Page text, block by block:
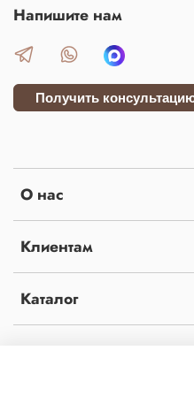
О нас
Клиентам
Каталог
Напишите нам
Получить